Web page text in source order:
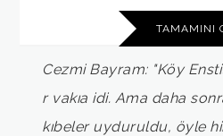
TAMAMINI
Cezmi Bayram: "Köy
r vakıa idi. Ama daha
kıbeler uyduruldu, öyle